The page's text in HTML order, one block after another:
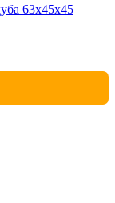
63х45х45